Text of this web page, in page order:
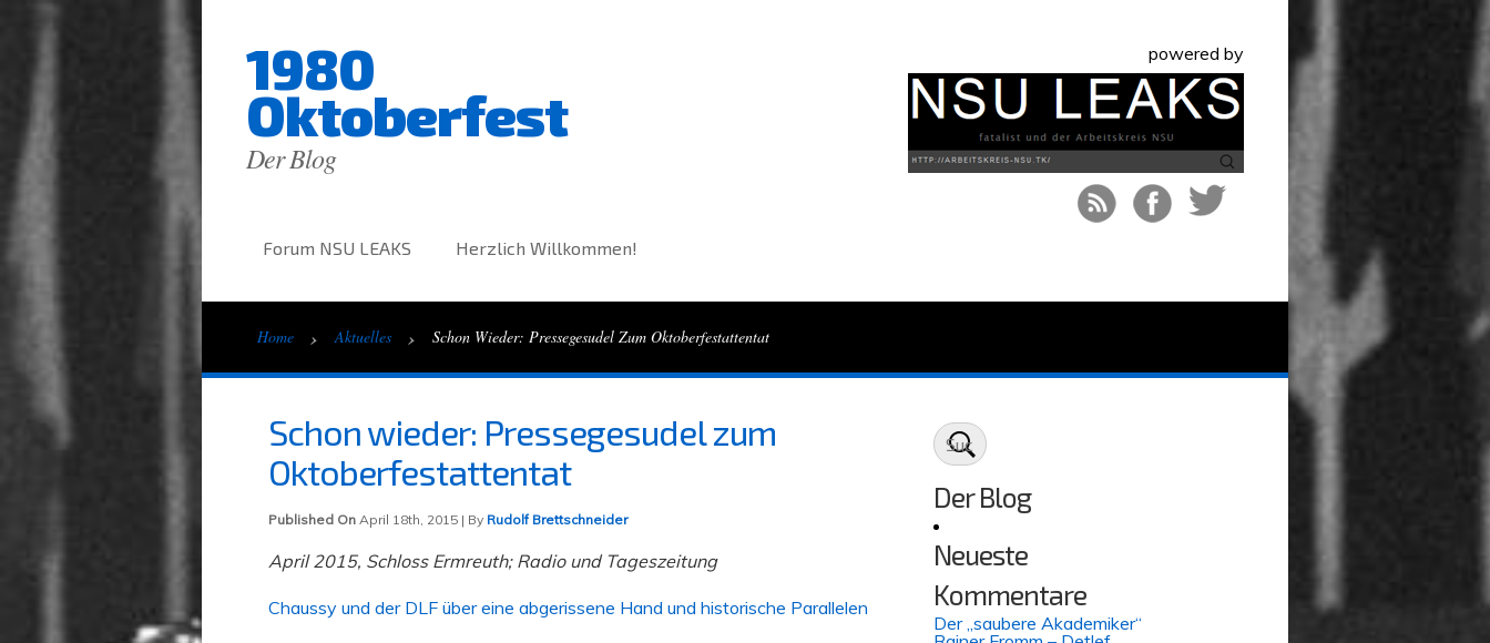
1980
Oktoberfest
Der Blog
powered by
Forum NSU LEAKS Herzlich Willkommen!
Home › Aktuelles › Schon Wieder: Pressegesudel Zum Oktoberfestattentat
Schon wieder: Pressegesudel zum
Oktoberfestattentat
Published On April 18th, 2015 | By Rudolf Brettschneider
April 2015, Schloss Ermreuth; Radio und Tageszeitung
Chaussy und der DLF über eine abgerissene Hand und historische Parallelen
Der Blog
Neueste
Kommentare
Der „saubere Akademiker“